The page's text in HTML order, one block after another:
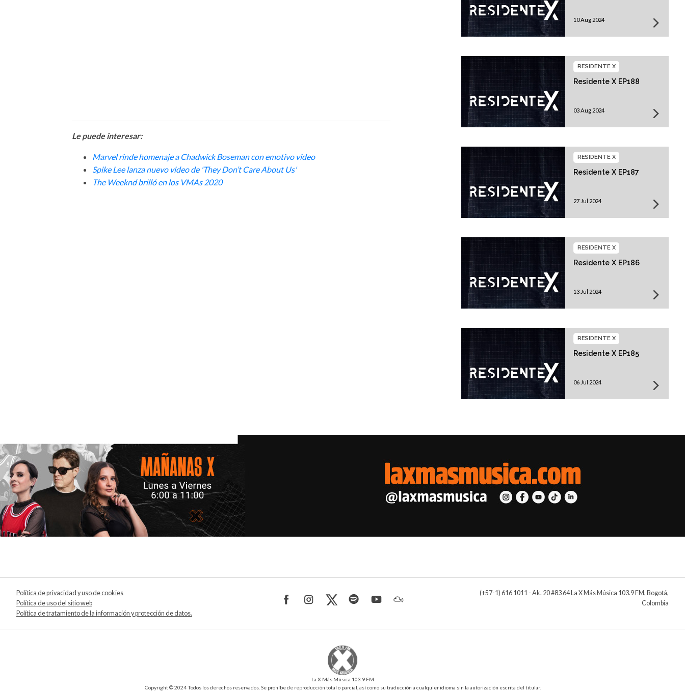
Le puede interesar:
Marvel rinde homenaje a Chadwick Boseman con emotivo video
Spike Lee lanza nuevo video de 'They Don’t Care About Us'
The Weeknd brilló en los VMAs 2020
10 Aug 2024
Residente X EP188
RESIDENTE X
03 Aug 2024
Residente X EP187
RESIDENTE X
27 Jul 2024
Residente X EP186
RESIDENTE X
13 Jul 2024
Residente X EP185
RESIDENTE X
06 Jul 2024
Política de privacidad y uso de cookies
Política de uso del sitio web
Política de tratamiento de la información y protección de datos.
(+57-1) 616 1011 - Ak. 20 #83 64 La X Más Música 103.9 FM, Bogotá,
Colombia
La X Más Música 103.9 FM
Copyright © 2024 Todos los derechos reservados. Se prohíbe de reproducción total o parcial, así como su traducción a cualquier idioma sin la autorización escrita del titular.